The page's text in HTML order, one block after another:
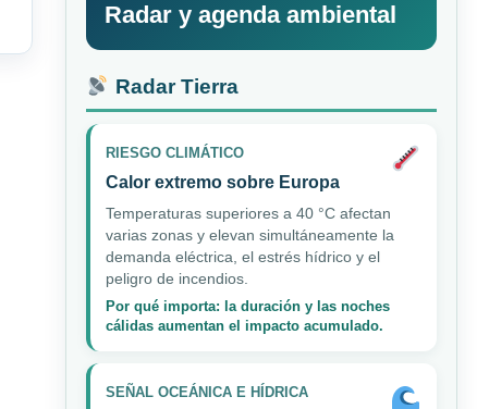
Radar y agenda ambiental
Radar Tierra
RIESGO CLIMÁTICO
Calor extremo sobre Europa
Temperaturas superiores a 40 °C afectan
varias zonas y elevan simultáneamente la
demanda eléctrica, el estrés hídrico y el
peligro de incendios.
Por qué importa: la duración y las noches
cálidas aumentan el impacto acumulado.
SEÑAL OCEÁNICA E HÍDRICA